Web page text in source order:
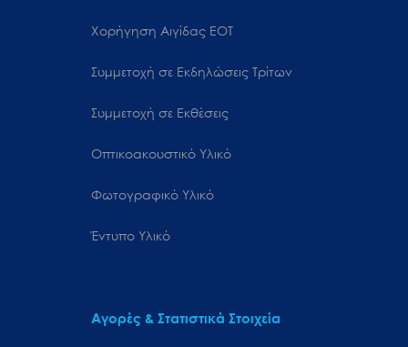
Χορήγηση Αιγίδας ΕΟΤ
Συμμετοχή σε Εκδηλώσεις Τρίτων
Συμμετοχή σε Εκθέσεις
Οπτικοακουστικό Υλικό
Φωτογραφικό Υλικό
Έντυπο Υλικό
Αγορές & Στατιστικά Στοιχεία